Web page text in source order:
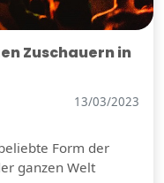
Zuschauern in
13/03/2023
Form der
ganzen Welt